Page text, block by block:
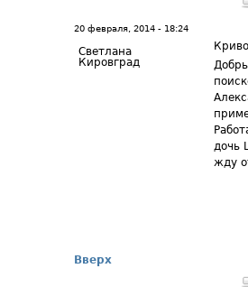
20 февраля, 2014 - 18:24
Светлана
Кировград
дочь
жду
Вверх